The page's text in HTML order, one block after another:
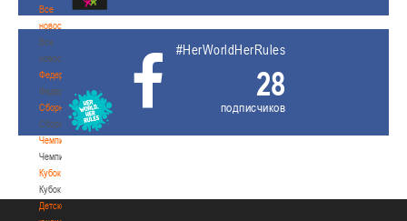
Все
новости
Все
новости
Федерация
Федерация
Сборные
Сборные
Чемпионат
Чемпионат
Кубок
Кубок
Детско-
#HerWorldHerRules
28
подписчиков